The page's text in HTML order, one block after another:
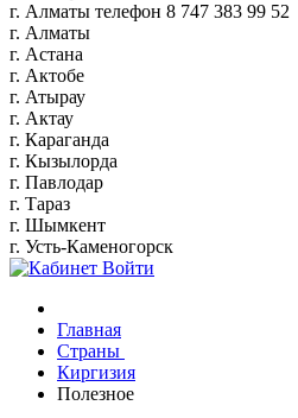
г. Алматы телефон 8 747 383 99 52
г. Алматы
г. Астана
г. Актобе
г. Атырау
г. Актау
г. Караганда
г. Кызылорда
г. Павлодар
г. Тараз
г. Шымкент
г. Усть-Каменогорск
Войти
Главная
Страны
Киргизия
Полезное